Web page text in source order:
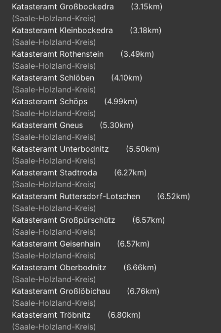
Katasteramt Großbockedra
(3.15km)
(Saale-Holzland-Kreis)
Katasteramt Kleinbockedra
(3.18km)
(Saale-Holzland-Kreis)
Katasteramt Rothenstein
(3.49km)
(Saale-Holzland-Kreis)
Katasteramt Schlöben
(4.10km)
(Saale-Holzland-Kreis)
Katasteramt Schöps
(4.99km)
(Saale-Holzland-Kreis)
Katasteramt Gneus
(5.30km)
(Saale-Holzland-Kreis)
Katasteramt Unterbodnitz
(5.50km)
(Saale-Holzland-Kreis)
Katasteramt Stadtroda
(6.27km)
(Saale-Holzland-Kreis)
Katasteramt Ruttersdorf-Lotschen
(6.52km)
(Saale-Holzland-Kreis)
Katasteramt Großpürschütz
(6.57km)
(Saale-Holzland-Kreis)
Katasteramt Geisenhain
(6.57km)
(Saale-Holzland-Kreis)
Katasteramt Oberbodnitz
(6.66km)
(Saale-Holzland-Kreis)
Katasteramt Großlöbichau
(6.76km)
(Saale-Holzland-Kreis)
Katasteramt Tröbnitz
(6.80km)
(Saale-Holzland-Kreis)